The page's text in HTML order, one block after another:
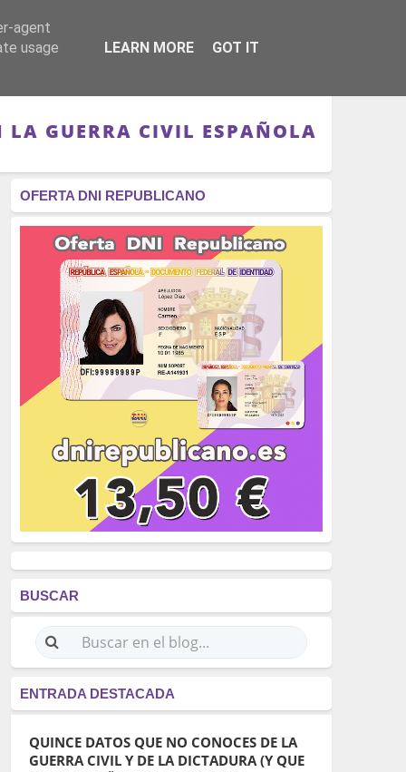
RÉGIMEN - MONARQUÍA
LA GUERRA CIVIL ESPAÑOLA
OFERTA DNI REPUBLICANO
BUSCAR
ENTRADA DESTACADA
QUINCE DATOS QUE NO CONOCES DE LA
GUERRA CIVIL Y DE LA DICTADURA (Y QUE
agent
usage
LEARN MORE GOT IT